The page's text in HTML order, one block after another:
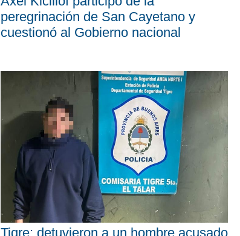
peregrinación de San Cayetano y
cuestionó al Gobierno nacional
Tigre: detuvieron a un hombre acusado